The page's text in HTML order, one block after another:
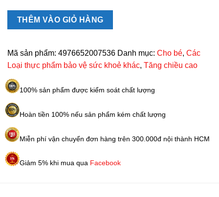
tăng
cao
Nhật
140gr
lượng
THÊM VÀO GIỎ HÀNG
Mã sản phẩm: 4976652007536 Danh mục: Cho bé, Các
Loại thực phẩm bảo vệ sức khoẻ khác, Tăng chiều cao
100% sản phẩm được kiểm soát chất lượng
Hoàn tiền 100% nếu sản phẩm kém chất lượng
Miễn phí vận chuyển đơn hàng trên 300.000đ nội thành HCM
Giảm 5% khi mua qua Facebook